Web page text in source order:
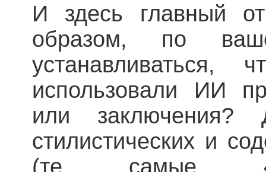
И здесь главный
образом, по
использовали ИИ
или заключения?
стилистических и
(те самые